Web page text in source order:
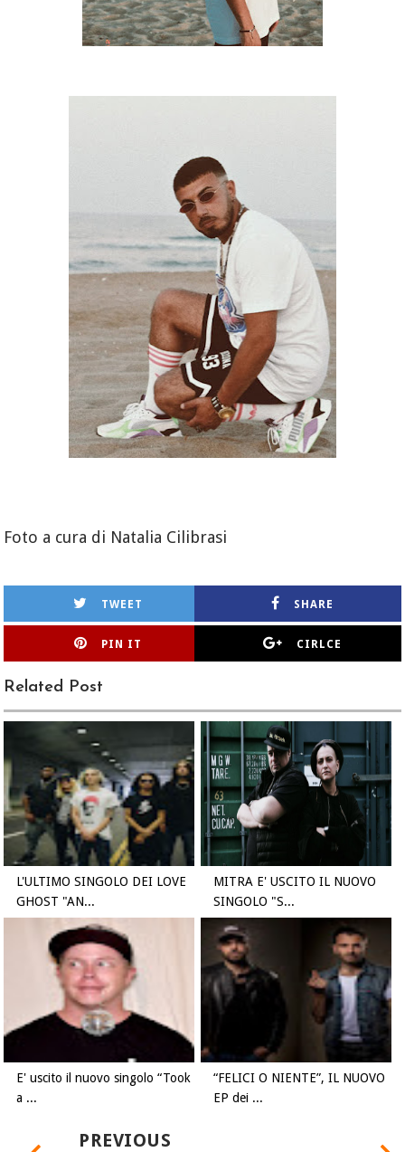
Foto a cura di Natalia Cilibrasi
TWEET SHARE
PIN IT CIRLCE
Related Post
L'ULTIMO SINGOLO DEI LOVE
GHOST "AN...
MITRA E' USCITO IL NUOVO
SINGOLO "S...
E' uscito il nuovo singolo “Took
a ...
“FELICI O NIENTE”, IL NUOVO
EP dei ...
PREVIOUS